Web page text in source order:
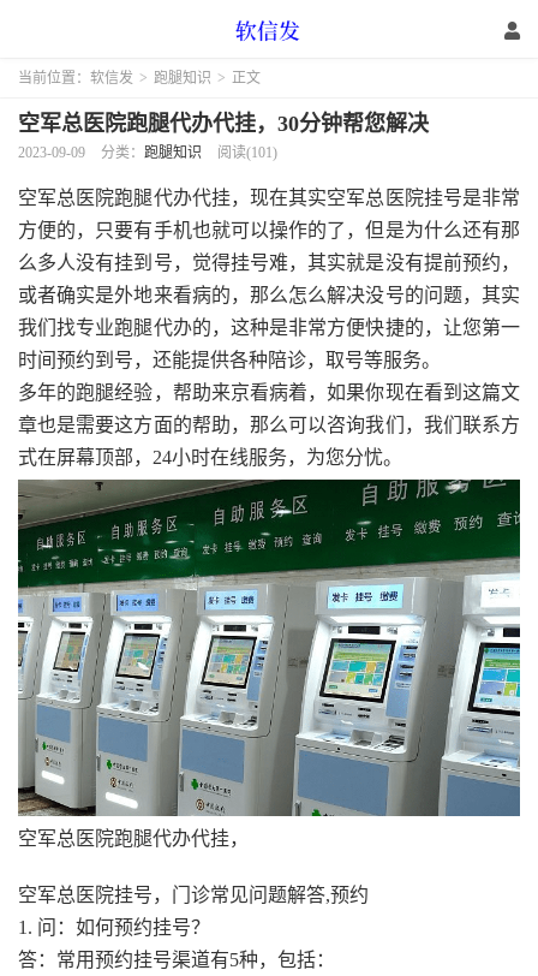
当前位置： 软信发 > 跑腿知识 > 正文
空军总医院跑腿代办代挂，30分钟帮您解决
2023-09-09 分类： 跑腿知识 阅读(101)
空军总医院跑腿代办代挂，现在其实空军总医院挂号是非常
方便的，只要有手机也就可以操作的了，但是为什么还有那
么多人没有挂到号，觉得挂号难，其实就是没有提前预约，
或者确实是外地来看病的，那么怎么解决没号的问题，其实
我们找专业跑腿代办的，这种是非常方便快捷的，让您第一
时间预约到号，还能提供各种陪诊，取号等服务。
多年的跑腿经验，帮助来京看病着，如果你现在看到这篇文
章也是需要这方面的帮助，那么可以咨询我们，我们联系方
式在屏幕顶部，24小时在线服务，为您分忧。
空军总医院跑腿代办代挂，
空军总医院挂号，门诊常见问题解答,预约
1. 问：如何预约挂号？
答：常用预约挂号渠道有5种，包括：